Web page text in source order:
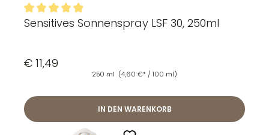
Durchschnittliche Bewertung von 4.94 von 5 Sternen
Sensitives Sonnenspray LSF 30, 250ml
€ 11,49
250 ml (4,60 €* / 100 ml)
IN DEN WARENKORB